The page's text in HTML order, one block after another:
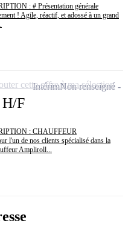
: # Présentation générale
! Agile, réactif, et adossé à un grand
F
: CHAUFFEUR
l'un de nos clients spécialisé dans la
Ampliroll...
IntérimNon renseigné
cette offre à ma sélection